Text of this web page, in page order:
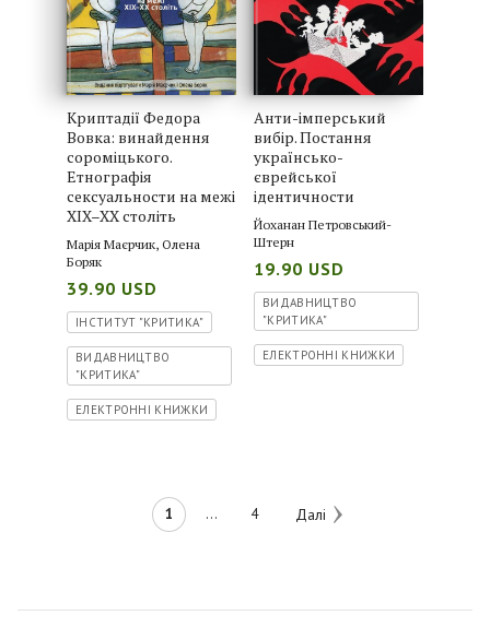
Криптадії Федора
Вовка: винайдення
сороміцького.
Етнографія
сексуальности на межі
XIX–XX століть
Марія Маєрчик, Олена
Боряк
39.90 USD
ІНСТИТУТ "КРИТИКА"
ВИДАВНИЦТВО
"КРИТИКА"
ЕЛЕКТРОННІ КНИЖКИ
Анти-імперський
вибір. Постання
українсько-
єврейської
ідентичности
Йоханан Петровський-
Штерн
19.90 USD
ВИДАВНИЦТВО
"КРИТИКА"
ЕЛЕКТРОННІ КНИЖКИ
1 … 4 Далі